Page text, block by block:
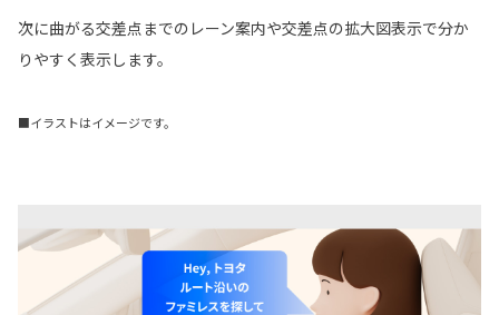
次に曲がる交差点までのレーン案内や交差点の拡大図表示で分か
りやすく表示します。
■イラストはイメージです。